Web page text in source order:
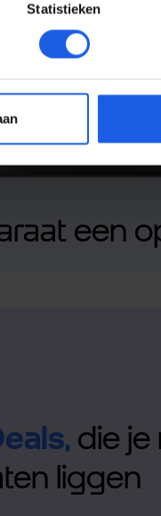
Statistieken
een
die je
liggen